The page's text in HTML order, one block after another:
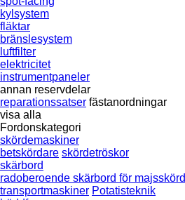
kylsystem
fläktar
bränslesystem
luftfilter
elektricitet
instrumentpaneler
annan reservdelar
reparationssatser fästanordningar
visa alla
Fordonskategori
skördemaskiner
betskördare skördetröskor
skärbord
radoberoende skärbord för majsskörd
transportmaskiner Potatisteknik